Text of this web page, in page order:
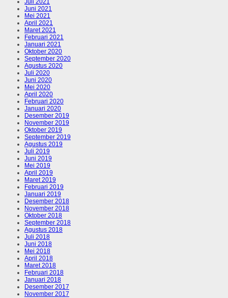
Juni 2021
Mei 2021
April 2021
Maret 2021
Februari 2021
Januari 2021
Oktober 2020
September 2020
Agustus 2020
Juli 2020
Juni 2020
Mei 2020
April 2020
Februari 2020
Januari 2020
Desember 2019
November 2019
Oktober 2019
September 2019
Agustus 2019
Juli 2019
Juni 2019
Mei 2019
April 2019
Maret 2019
Februari 2019
Januari 2019
Desember 2018
November 2018
Oktober 2018
September 2018
Agustus 2018
Juli 2018
Juni 2018
Mei 2018
April 2018
Maret 2018
Februari 2018
Januari 2018
Desember 2017
November 2017